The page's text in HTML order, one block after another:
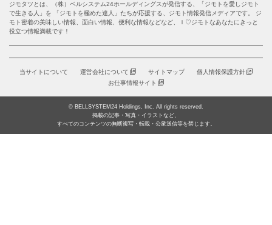
ジモタツとは、（株）ベルシステム24ホールディングスが発信する、「ジモトを愛しジモト
で生きる人」を 「ジモトを極めた達人」たちが応援する、ジモト情報発信メディアです。 ジ
モト密着の美味しい情報、面白い情報、便利な情報などなど、Ｉ♡ジモトなあなたにきっと
役立つ情報満載です！
当サイトについて 運営会社について サイトマップ
個人情報保護方針
お仕事情報サイト
© BELLSYSTEM24 Holdings, Inc. All rights reserved.
掲載の記事・写真・イラストなど、
すべてのコンテンツの無断複写・転載・公衆送信等を禁じます。